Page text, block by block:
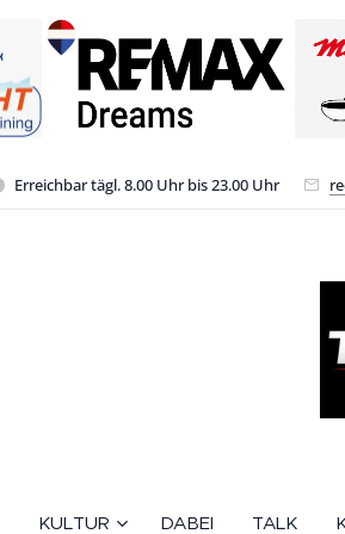
Erreichbar tägl. 8.00 Uhr bis 23.00 Uhr
KULTUR DABEI TALK